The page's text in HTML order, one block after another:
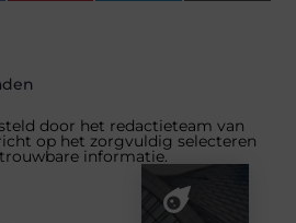
door het redactieteam van
op het zorgvuldig selecteren
informatie.